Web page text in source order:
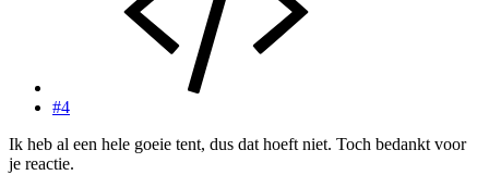
#4
Ik heb al een hele goeie tent, dus dat hoeft niet. Toch bedankt voor
je reactie.